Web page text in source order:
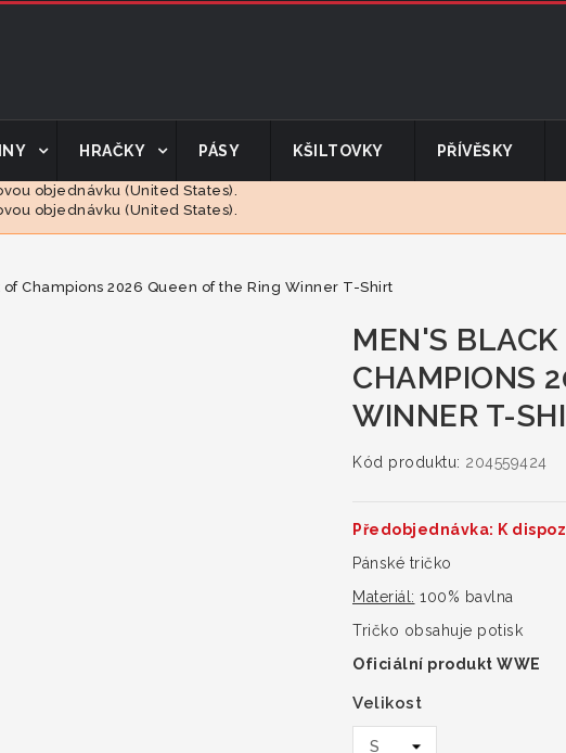
HRAČKY PÁSY KŠILTOVKY PŘÍVĚSKY
objednávku (United States).
objednávku (United States).
of Champions 2026 Queen of the Ring Winner T-Shirt
MEN'S BLACK
CHAMPIONS
WINNER T-
Kód produktu: 204559424
Předobjednávka: K
Pánské tričko
Materiál: 100% bavlna
Tričko obsahuje potisk
Oficiální produkt WWE
Velikost